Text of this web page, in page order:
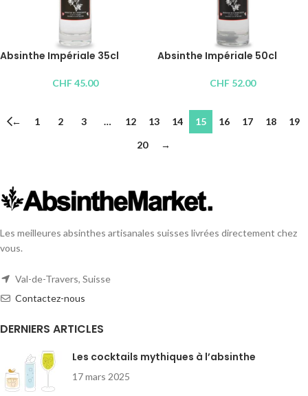
Absinthe Impériale 35cl
CHF45.00
Absinthe Impériale 50cl
CHF 52.00
← 1 2 3 … 12 13 14 15 16 17 18
19
20
→
Les meilleures absinthes artisanales suisses livrées directement chez
vous.
Val-de-Travers, Suisse
Contactez-nous
DERNIERS ARTICLES
Les cocktails mythiques à l’absinthe
17 mars 2025